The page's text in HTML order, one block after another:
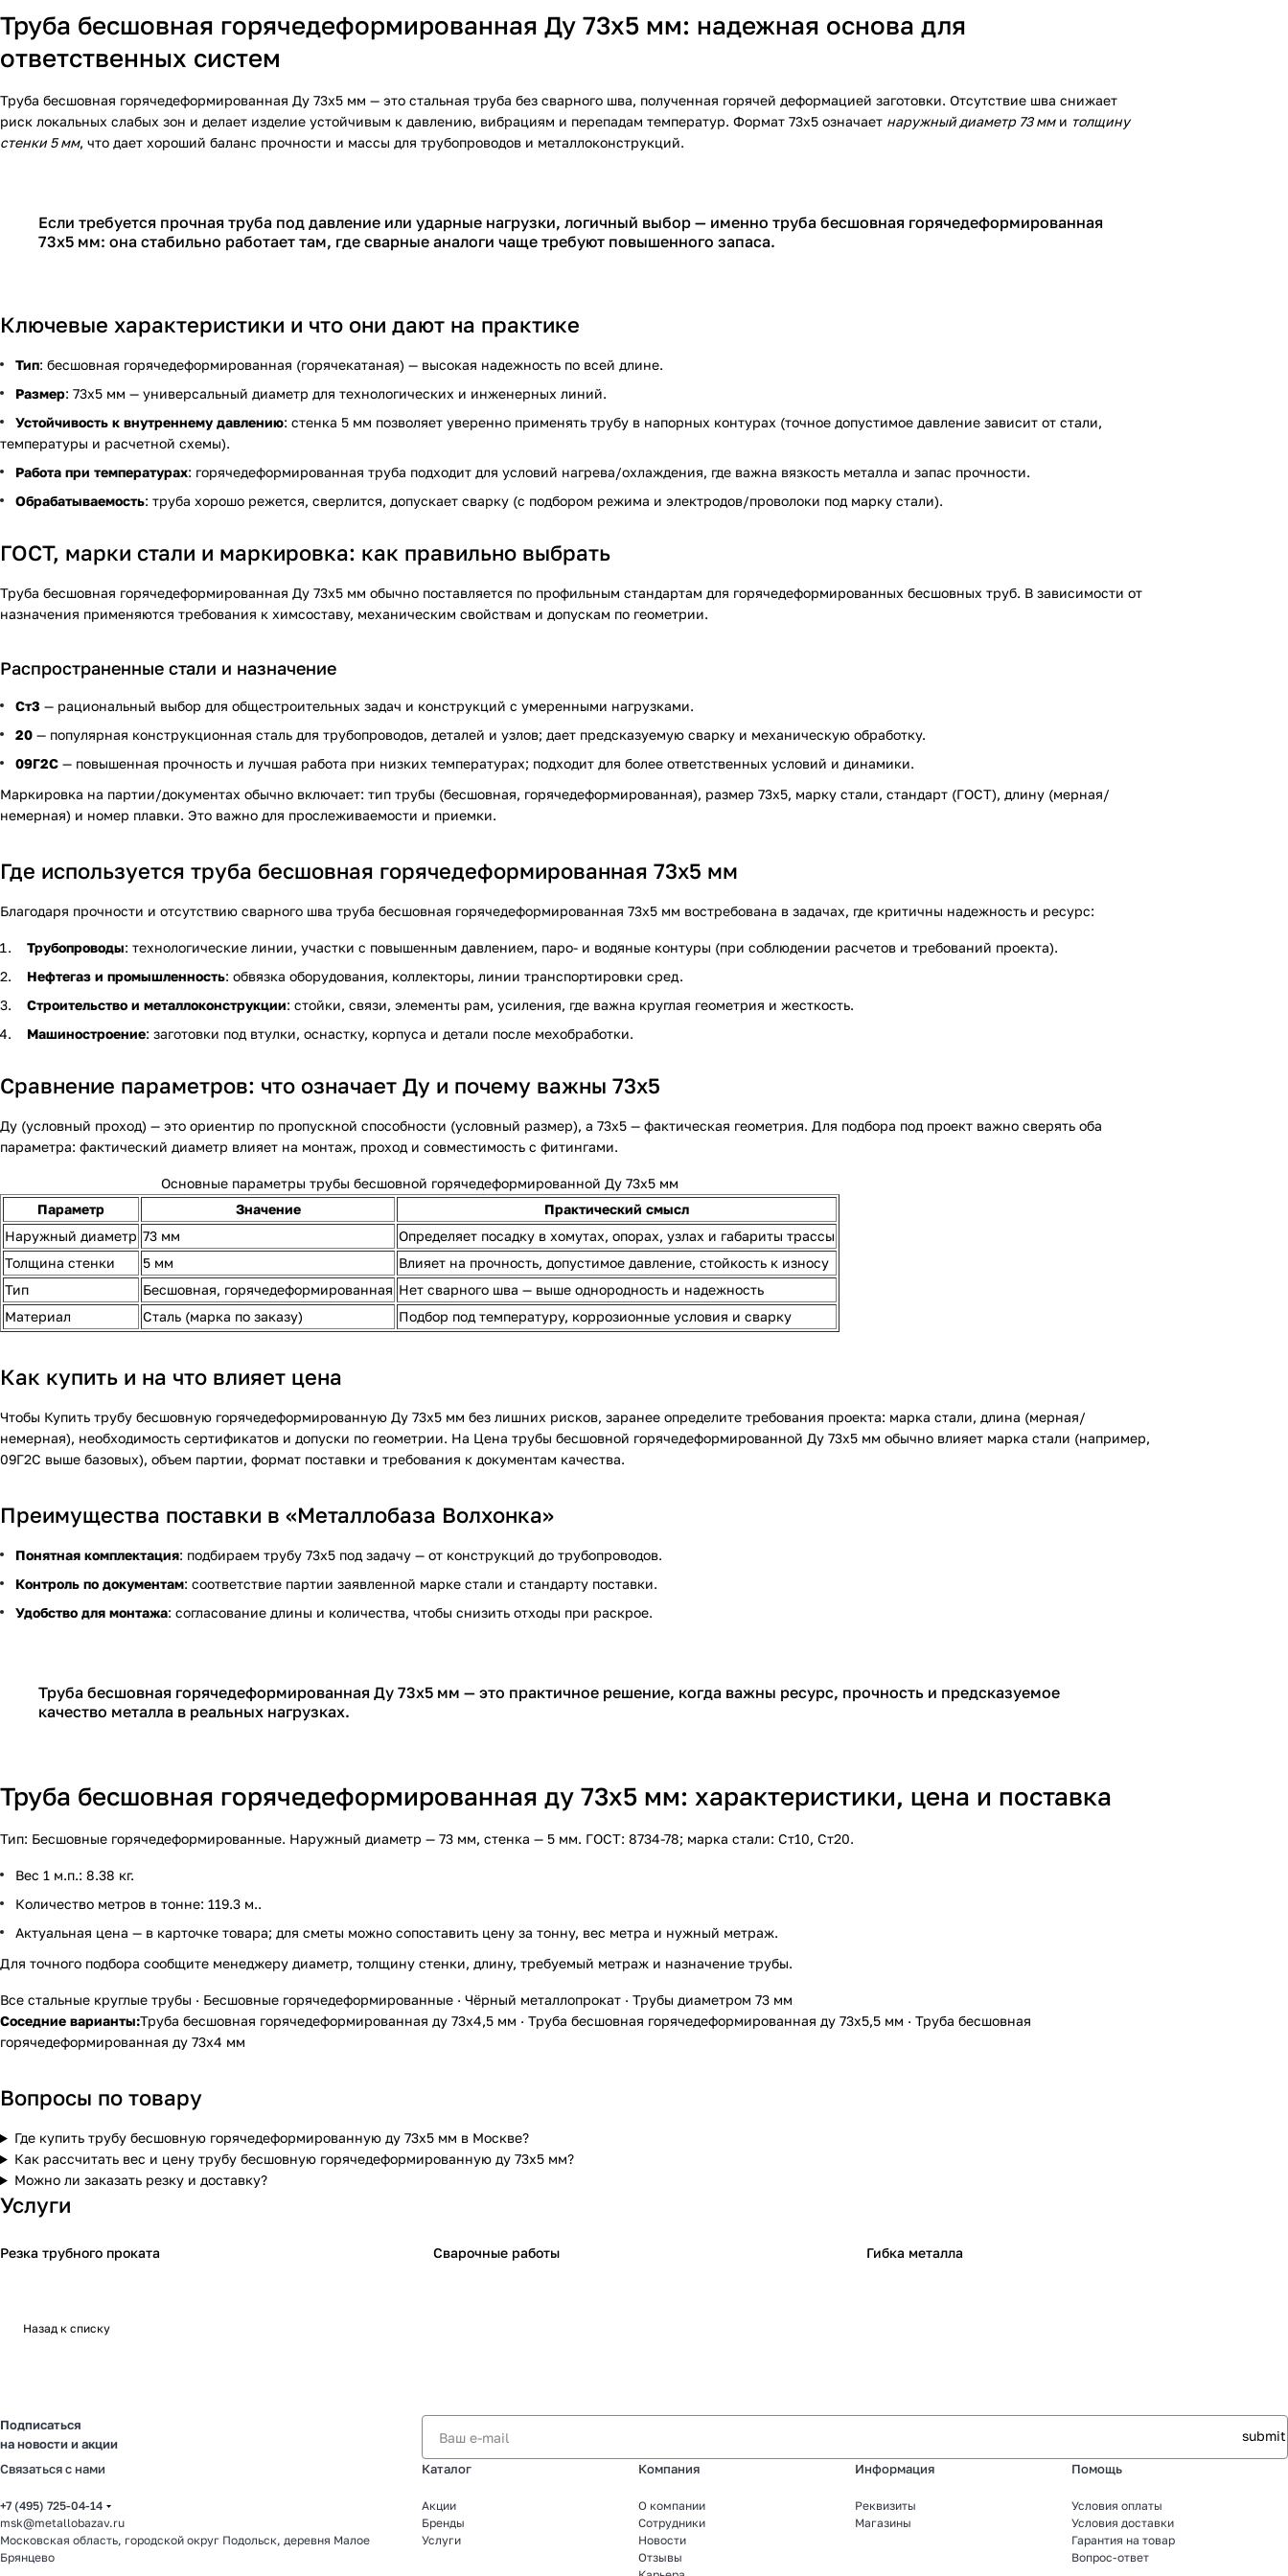
Труба бесшовная горячедеформированная Ду 73х5 мм: надежная основа для
ответственных систем
Труба бесшовная горячедеформированная Ду 73х5 мм — это стальная труба без сварного шва, полученная горячей деформацией заготовки. Отсутствие шва снижает
риск локальных слабых зон и делает изделие устойчивым к давлению, вибрациям и перепадам температур. Формат 73х5 означает наружный диаметр 73 мми толщину
стенки 5 мм, что дает хороший баланс прочности и массы для трубопроводов и металлоконструкций.
Если требуется прочная труба под давление или ударные нагрузки, логичный выбор — именно труба бесшовная горячедеформированная
73х5 мм: она стабильно работает там, где сварные аналоги чаще требуют повышенного запаса.
Ключевые характеристики и что они дают на практике
Тип: бесшовная горячедеформированная (горячекатаная) — высокая надежность по всей длине.
Размер: 73х5 мм — универсальный диаметр для технологических и инженерных линий.
Устойчивость к внутреннему давлению: стенка 5 мм позволяет уверенно применять трубу в напорных контурах (точное допустимое давление зависит от стали,
температуры и расчетной схемы).
Работа при температурах: горячедеформированная труба подходит для условий нагрева/охлаждения, где важна вязкость металла и запас прочности.
Обрабатываемость: труба хорошо режется, сверлится, допускает сварку (с подбором режима и электродов/проволоки под марку стали).
ГОСТ, марки стали и маркировка: как правильно выбрать
Труба бесшовная горячедеформированная Ду 73х5 мм обычно поставляется по профильным стандартам для горячедеформированных бесшовных труб. В зависимости от
назначения применяются требования к химсоставу, механическим свойствам и допускам по геометрии.
Распространенные стали и назначение
Ст3 — рациональный выбор для общестроительных задач и конструкций с умеренными нагрузками.
20 — популярная конструкционная сталь для трубопроводов, деталей и узлов; дает предсказуемую сварку и механическую обработку.
09Г2С — повышенная прочность и лучшая работа при низких температурах; подходит для более ответственных условий и динамики.
Маркировка на партии/документах обычно включает: тип трубы (бесшовная, горячедеформированная), размер 73х5, марку стали, стандарт (ГОСТ), длину (мерная/
немерная) и номер плавки. Это важно для прослеживаемости и приемки.
Где используется труба бесшовная горячедеформированная 73х5 мм
Благодаря прочности и отсутствию сварного шва труба бесшовная горячедеформированная 73х5 мм востребована в задачах, где критичны надежность и ресурс:
Трубопроводы: технологические линии, участки с повышенным давлением, паро- и водяные контуры (при соблюдении расчетов и требований проекта).
Нефтегаз и промышленность: обвязка оборудования, коллекторы, линии транспортировки сред.
Строительство и металлоконструкции: стойки, связи, элементы рам, усиления, где важна круглая геометрия и жесткость.
Машиностроение: заготовки под втулки, оснастку, корпуса и детали после мехобработки.
Сравнение параметров: что означает Ду и почему важны 73х5
Ду (условный проход) — это ориентир по пропускной способности (условный размер), а 73х5 — фактическая геометрия. Для подбора под проект важно сверять оба
параметра: фактический диаметр влияет на монтаж, проход и совместимость с фитингами.
Основные параметры трубы бесшовной горячедеформированной Ду 73х5 мм
Параметр
Значение
Практический смысл
Наружный диаметр 73 мм
Определяет посадку в хомутах, опорах, узлах и габариты трассы
Толщина стенки
5 мм
Влияет на прочность, допустимое давление, стойкость к износу
Тип
Бесшовная, горячедеформированная Нет сварного шва — выше однородность и надежность
Материал
Сталь (марка по заказу) Подбор под температуру, коррозионные условия и сварку
Как купить и на что влияет цена
Чтобы Купить трубу бесшовную горячедеформированную Ду 73х5 мм без лишних рисков, заранее определите требования проекта: марка стали, длина (мерная/
немерная), необходимость сертификатов и допуски по геометрии. На Цена трубы бесшовной горячедеформированной Ду 73х5 мм обычно влияет марка стали (например,
09Г2С выше базовых), объем партии, формат поставки и требования к документам качества.
Преимущества поставки в «Металлобаза Волхонка»
Понятная комплектация: подбираем трубу 73х5 под задачу — от конструкций до трубопроводов.
Контроль по документам: соответствие партии заявленной марке стали и стандарту поставки.
Удобство для монтажа: согласование длины и количества, чтобы снизить отходы при раскрое.
Труба бесшовная горячедеформированная Ду 73х5 мм — это практичное решение, когда важны ресурс, прочность и предсказуемое
качество металла в реальных нагрузках.
Труба бесшовная горячедеформированная ду 73х5 мм: характеристики, цена и поставка
Тип: Бесшовные горячедеформированные. Наружный диаметр — 73 мм, стенка — 5 мм. ГОСТ: 8734-78; марка стали: Ст10, Ст20.
Вес 1 м.п.: 8.38 кг.
Количество метров в тонне: 119.3 м..
Актуальная цена — в карточке товара; для сметы можно сопоставить цену за тонну, вес метра и нужный метраж.
Для точного подбора сообщите менеджеру диаметр, толщину стенки, длину, требуемый метраж и назначение трубы.
Все стальные круглые трубы · Бесшовные горячедеформированные · Чёрный металлопрокат · Трубы диаметром 73 мм
Соседние варианты:Труба бесшовная горячедеформированная ду 73х4,5 мм · Труба бесшовная горячедеформированная ду 73х5,5 мм · Труба бесшовная
горячедеформированная ду 73х4 мм
Вопросы по товару
Где купить трубу бесшовную горячедеформированную ду 73х5 мм в Москве?
Как рассчитать вес и цену трубу бесшовную горячедеформированную ду 73х5 мм?
Можно ли заказать резку и доставку?
Услуги
Резка трубного проката Сварочные работы Гибка металла
Назад к списку
Подписаться
на новости и акции
Связаться с нами
+7 (495) 725-04-14
msk@metallobazav.ru
Московская область, городской округ Подольск, деревня Малое
Брянцево
Каталог
Акции
Бренды
Услуги
Компания
О компании
Сотрудники
Новости
Отзывы
Информация
Реквизиты
Магазины
Помощь
Условия оплаты
Условия доставки
Гарантия на товар
Вопрос-ответ